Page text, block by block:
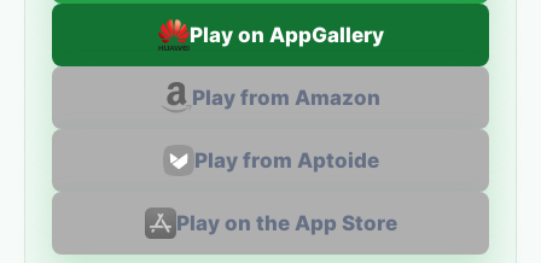
Play on AppGallery
Play from Amazon
Play from Aptoide
Play on the App Store